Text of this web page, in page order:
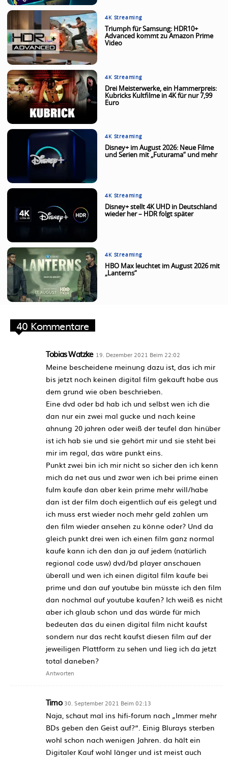
4K Streaming
Triumph für Samsung: HDR10+
Advanced kommt zu Amazon Prime
Video
4K Streaming
Drei Meisterwerke, ein Hammerpreis:
Kubricks Kultfilme in 4K für nur 7,99
Euro
4K Streaming
Disney+ im August 2026: Neue Filme
und Serien mit „Futurama“ und mehr
4K Streaming
Disney+ stellt 4K UHD in Deutschland
wieder her – HDR folgt später
4K Streaming
HBO Max leuchtet im August 2026 mit
„Lanterns“
40 Kommentare
Tobias Watzke 19. Dezember 2021 Beim 22:02
Meine bescheidene meinung dazu ist, das ich mir
bis jetzt noch keinen digital film gekauft habe aus
dem grund wie oben beschrieben.
Eine dvd oder bd hab ich und selbst wen ich die
dan nur ein zwei mal gucke und nach keine
ahnung 20 jahren oder weiß der teufel dan hinüber
ist ich hab sie und sie gehört mir und sie steht bei
mir im regal, das wäre punkt eins.
Punkt zwei bin ich mir nicht so sicher den ich kenn
mich da net aus und zwar wen ich bei prime einen
fulm kaufe dan aber kein prime mehr will/habe
dan ist der film doch eigentlich auf eis gelegt und
ich muss erst wieder noch mehr geld zahlen um
den film wieder ansehen zu könne oder? Und da
gleich punkt drei wen ich einen film ganz normal
kaufe kann ich den dan ja auf jedem (natürlich
regional code usw) dvd/bd player anschauen
überall und wen ich einen digital film kaufe bei
prime und dan auf youtube bin müsste ich den film
dan nochmal auf youtube kaufen? Ich weiß es nicht
aber ich glaub schon und das würde für mich
bedeuten das du einen digital film nicht kaufst
sondern nur das recht kaufst diesen film auf der
jeweiligen Plattform zu sehen und lieg ich da jetzt
total daneben?
Antworten
Timo 30. September 2021 Beim 02:13
Naja, schaut mal ins hifi-forum nach „Immer mehr
BDs geben den Geist auf?“. Einig Blurays sterben
wohl schon nach wenigen Jahren. da hält ein
Digitaler Kauf wohl länger und ist meist auch